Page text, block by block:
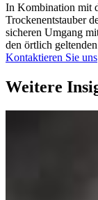
In Kombination mit
Trockenentstauber
sicheren Umgang
den örtlich
Kontaktieren Sie uns
Weitere